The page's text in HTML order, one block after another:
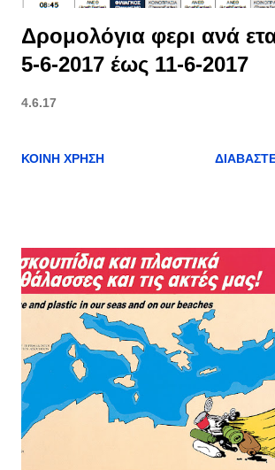
Δρομολόγια φερι ανά
5-6-2017 έως 11-6-2017
4.6.17
ΚΟΙΝΉ ΧΡΉΣΗ